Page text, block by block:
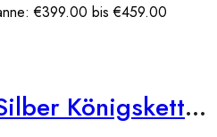
€399.00 bis €459.00
925er Sterling Silber Königskette Massiv 4,40 mm (rhodniert)